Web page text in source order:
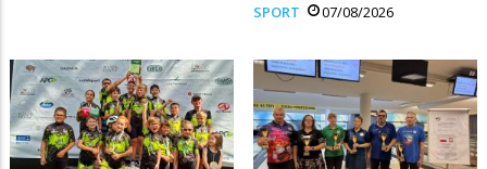
SPORT 07/08/2026